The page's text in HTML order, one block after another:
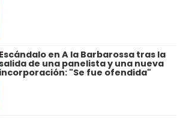
Escándalo en A la Barbarossa tras la
de una panelista y una nueva
incorporación: "Se fue ofendida"